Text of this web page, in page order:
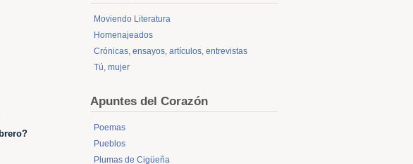
Moviendo Literatura
Homenajeados
Crónicas, ensayos, artículos, entrevistas
Tú, mujer
Apuntes del Corazón
Poemas
Pueblos
Plumas de Cigüeña